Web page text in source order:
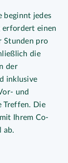
beginnt jedes
erfordert einen
Stunden pro
die
der
inklusive
und
Treffen. Die
Ihrem Co-
ab.